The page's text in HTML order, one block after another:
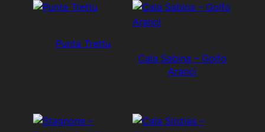
Punta Trettu
Cala Sabina – Golfo
Aranci